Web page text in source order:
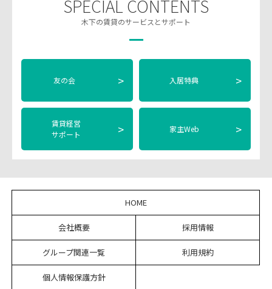
SPECIAL CONTENTS
木下の賃貸のサービスとサポート
友の会 > 入居特典 >
賃貸経営
サポート
> 家主Web >
HOME
会社概要 採用情報
グループ関連一覧 利用規約
個人情報保護方針